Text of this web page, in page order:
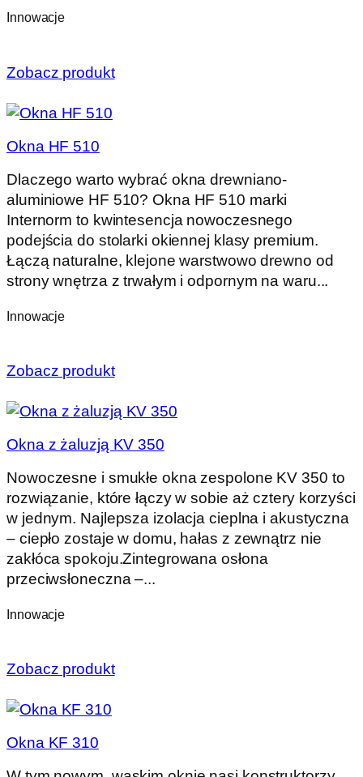
Innowacje
Zobacz produkt
Okna HF 510
Dlaczego warto wybrać okna drewniano-
aluminiowe HF 510? Okna HF 510 marki
Internorm to kwintesencja nowoczesnego
podejścia do stolarki okiennej klasy premium.
Łączą naturalne, klejone warstwowo drewno od
strony wnętrza z trwałym i odpornym na waru...
Innowacje
Zobacz produkt
Okna z żaluzją KV 350
Nowoczesne i smukłe okna zespolone KV 350 to
rozwiązanie, które łączy w sobie aż cztery korzyści
w jednym. Najlepsza izolacja cieplna i akustyczna
– ciepło zostaje w domu, hałas z zewnątrz nie
zakłóca spokoju.Zintegrowana osłona
przeciwsłoneczna –...
Innowacje
Zobacz produkt
Okna KF 310